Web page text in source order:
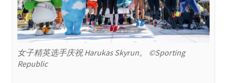
女子精英选手庆祝 Harukas Skyrun。 ©Sporting
Republic